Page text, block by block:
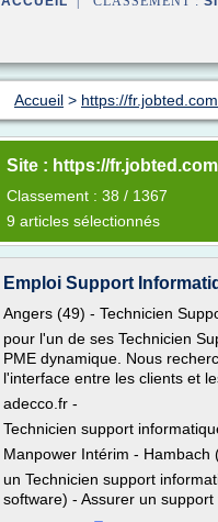
Accueil > https://fr.jobted.com
Site : https://fr.jobted.com
Classement : 38 / 1367
9 articles sélectionnés
Emploi Support
Angers (49) - Technicien
pour l'un de ses Technicien
PME dynamique. Nous
l'interface entre les clients et
adecco.fr -
Technicien support
Manpower Intérim - Hambach
un Technicien support
software) - Assurer un support